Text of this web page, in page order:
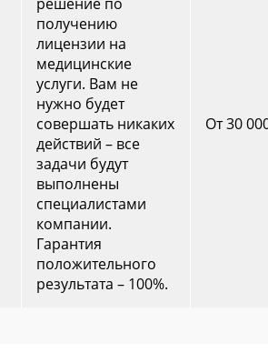
получению
лицензии на
медицинские
услуги. Вам не
нужно будет
совершать никаких
действий – все
задачи будут
выполнены
специалистами
компании.
Гарантия
положительного
результата – 100%.
От 30